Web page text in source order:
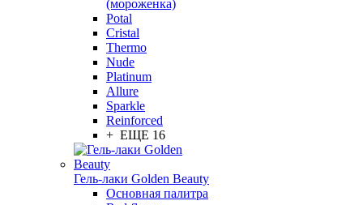
(мороженка)
Potal
Cristal
Thermo
Nude
Platinum
Allure
Sparkle
Reinforced
+ ЕЩЕ 16
Гель-лаки Golden Beauty
Основная палитра